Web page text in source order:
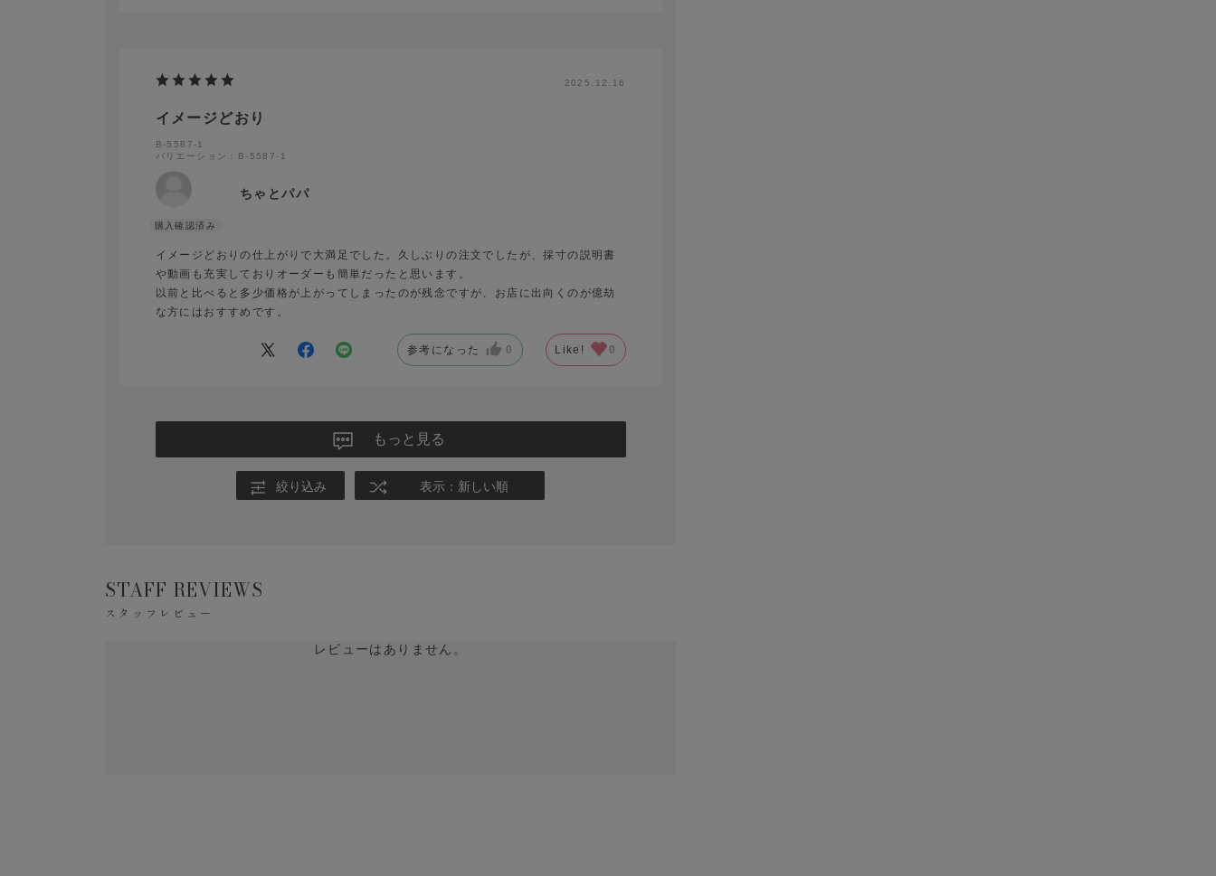
2025.12.16
イメージどおり
B-5587-1
バリエーション：B-5587-1
ちゃとパパ
イメージどおりの仕上がりで大満足でした。久しぶりの注文でしたが、採寸の説明書
や動画も充実しておりオーダーも簡単だったと思います。
以前と比べると多少価格が上がってしまったのが残念ですが、お店に出向くのが億劫
な方にはおすすめです。
参考になった 0 Like! 0
もっと見る
絞り込み 表示：新しい順
STAFF REVIEWS
スタッフレビュー
レビューはありません。